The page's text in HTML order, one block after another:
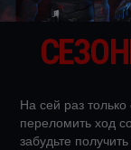
На сей раз только
переломить ход
забудьте